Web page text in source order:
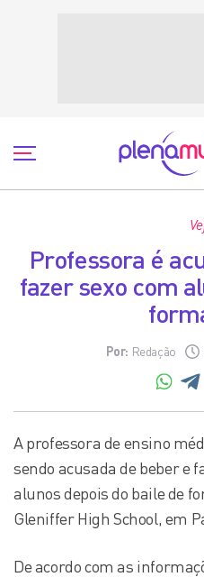
Professora é
fazer sexo com
Por: Redação
A professora de ensino
sendo acusada de beber e
alunos depois do baile de
Gleniffer High School, em
De acordo com as